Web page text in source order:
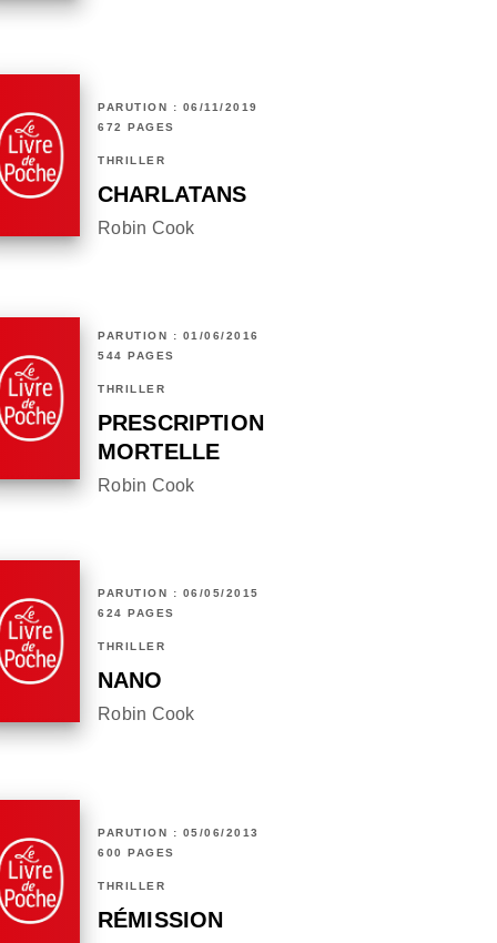
PARUTION : 06/11/2019
672 PAGES
THRILLER
CHARLATANS
Robin Cook
PARUTION : 01/06/2016
544 PAGES
THRILLER
PRESCRIPTION
MORTELLE
Robin Cook
PARUTION : 06/05/2015
624 PAGES
THRILLER
NANO
Robin Cook
PARUTION : 05/06/2013
600 PAGES
THRILLER
RÉMISSION